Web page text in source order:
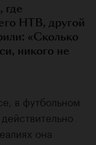
где
НТВ, другой
«Сколько
никого не
в футбольном
она